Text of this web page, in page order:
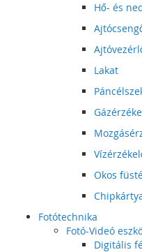
Hő- és
Lakat
Okos
Fotótechnika
Fotó-Videó
Digitális